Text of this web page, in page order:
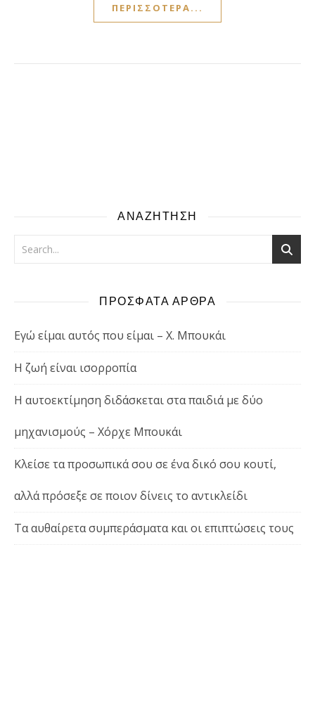
ΠΕΡΙΣΣΌΤΕΡΑ...
ΑΝΑΖΗΤΗΣΗ
ΠΡΟΣΦΑΤΑ ΑΡΘΡΑ
Εγώ είμαι αυτός που είμαι – Χ. Μπουκάι
Η ζωή είναι ισορροπία
Η αυτοεκτίμηση διδάσκεται στα παιδιά με δύο
μηχανισμούς – Χόρχε Μπουκάι
Κλείσε τα προσωπικά σου σε ένα δικό σου κουτί,
αλλά πρόσεξε σε ποιον δίνεις το αντικλείδι
Τα αυθαίρετα συμπεράσματα και οι επιπτώσεις τους